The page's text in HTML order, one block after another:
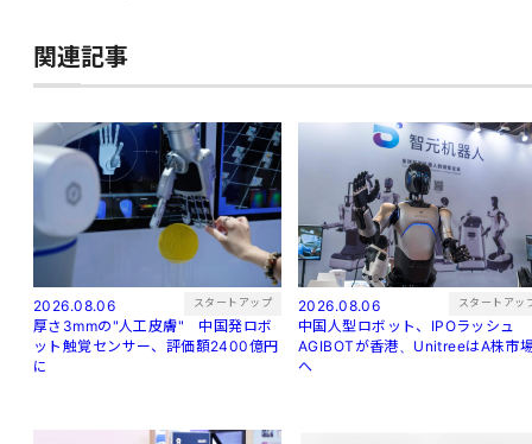
関連記事
2026.08.06 スタートアップ
厚さ3mmの"人工皮膚" 中国発ロボ
ット触覚センサー、評価額2400億円
に
2026.08.06 スタートアッ
中国人型ロボット、IPOラッシュ
AGIBOTが香港、UnitreeはA株市
へ